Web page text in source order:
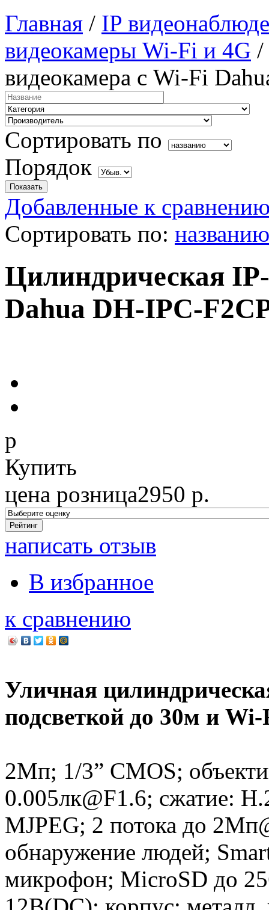
Главная / IP
видеокамеры Wi-Fi и 4G /
видеокамера с Wi-Fi
Сортировать по
Порядок
Добавленные к
Сортировать по: названию
Цилиндрическая
Dahua DH-IPC-
p
Купить
цена розница2950 р.
написать отзыв
В избранное
к сравнению
Уличная
подсветкой до 30м и
2Мп; 1/3” CMOS;
0.005лк@F1.6; сжатие:
MJPEG; 2 потока до
обнаружение людей;
микрофон; MicroSD до